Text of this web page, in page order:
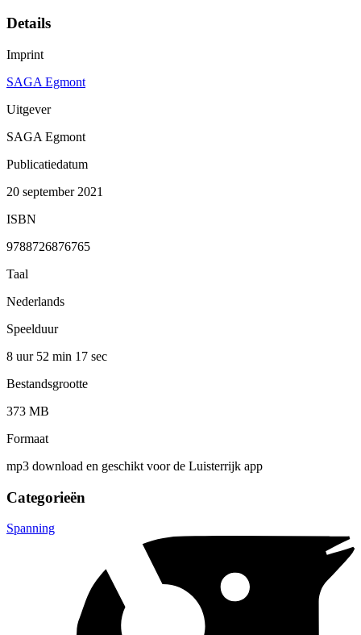
Details
Imprint
SAGA Egmont
Uitgever
SAGA Egmont
Publicatiedatum
20 september 2021
ISBN
9788726876765
Taal
Nederlands
Speelduur
8 uur 52 min 17 sec
Bestandsgrootte
373 MB
Formaat
mp3 download en geschikt voor de Luisterrijk app
Categorieën
Spanning